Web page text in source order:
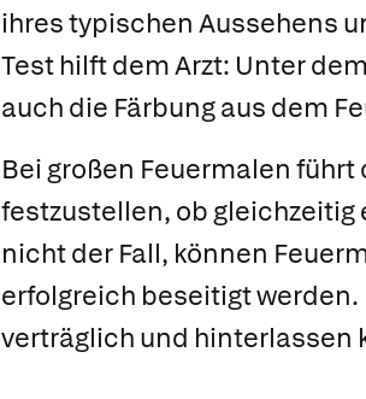
ihres typischen Aussehens
Test hilft dem Arzt: Unter
auch die Färbung aus dem
Bei großen Feuermalen
festzustellen, ob
nicht der Fall, können
erfolgreich beseitigt
verträglich und hinterlassen